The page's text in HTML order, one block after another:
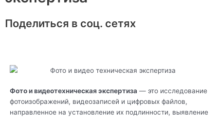
Поделиться в соц. сетях
Фото и видеотехническая экспертиза — это исследование
фотоизображений, видеозаписей и цифровых файлов,
направленное на установление их подлинности, выявление